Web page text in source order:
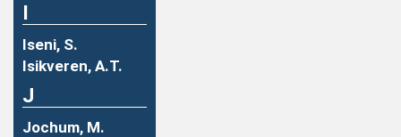
I
Iseni, S.
Isikveren, A.T.
J
Jochum, M.